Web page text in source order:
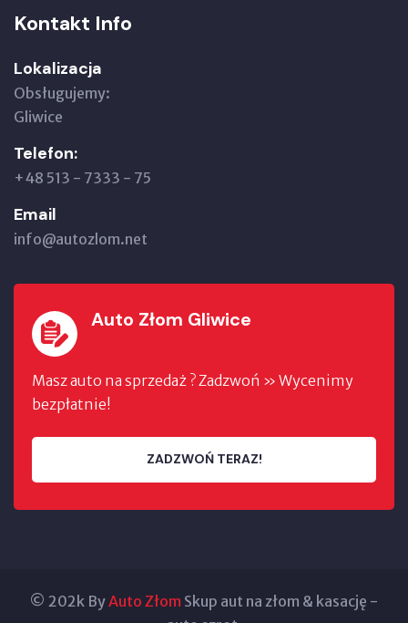
Kontakt Info
Lokalizacja
Obsługujemy:
Gliwice
Telefon:
+48 513 - 7333 - 75
Email
info@autozlom.net
Auto Złom Gliwice
Masz auto na sprzedaż ? Zadzwoń » Wycenimy
bezpłatnie!
ZADZWOŃ TERAZ!
© 202k ByAuto Złom Skup aut na złom & kasację -